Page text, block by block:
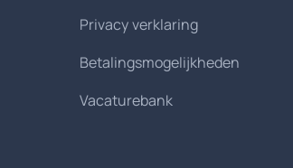
Privacy verklaring
Betalingsmogelijkheden
Vacaturebank